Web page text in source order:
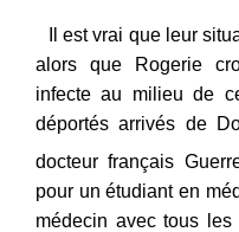
Il est vrai que leur
alors que Rogerie
infecte au milieu de
déportés arrivés de
docteur français
pour un étudiant en
médecin avec tous les